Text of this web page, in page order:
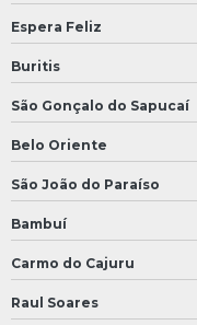
Espera Feliz
Buritis
São Gonçalo do Sapucaí
Belo Oriente
São João do Paraíso
Bambuí
Carmo do Cajuru
Raul Soares